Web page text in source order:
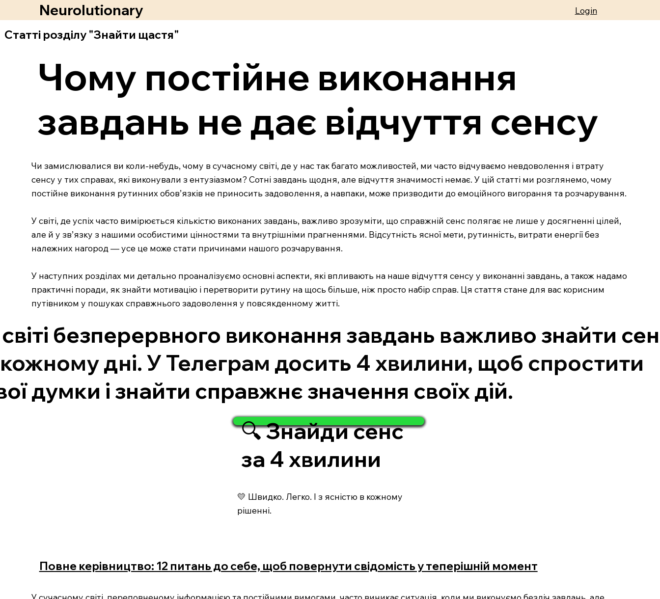
Neurolutionary Login
Статті розділу "Знайти щастя"
Чому постійне виконання
завдань не дає відчуття сенсу
Чи замислювалися ви коли-небудь, чому в сучасному світі, де у нас так багато можливостей, ми часто відчуваємо невдоволення і втрату
сенсу у тих справах, які виконували з ентузіазмом? Сотні завдань щодня, але відчуття значимості немає. У цій статті ми розглянемо, чому
постійне виконання рутинних обов’язків не приносить задоволення, а навпаки, може призводити до емоційного вигорання та розчарування.
У світі, де успіх часто вимірюється кількістю виконаних завдань, важливо зрозуміти, що справжній сенс полягає не лише у досягненні цілей,
але й у зв’язку з нашими особистими цінностями та внутрішніми прагненнями. Відсутність ясної мети, рутинність, витрати енергії без
належних нагород — усе це може стати причинами нашого розчарування.
У наступних розділах ми детально проаналізуємо основні аспекти, які впливають на наше відчуття сенсу у виконанні завдань, а також надамо
практичні поради, як знайти мотивацію і перетворити рутину на щось більше, ніж просто набір справ. Ця стаття стане для вас корисним
путівником у пошуках справжнього задоволення у повсякденному житті.
безперервного виконання завдань важливо знайти
дні. У Телеграм досить 4 хвилини, щоб спростити
думки і знайти справжнє значення своїх дій.
🔍 Знайди сенс
за 4 хвилини
💛 Швидко. Легко. І з ясністю в кожному
рішенні.
Повне керівництво: 12 питань до себе, щоб повернути свідомість у теперішній момент